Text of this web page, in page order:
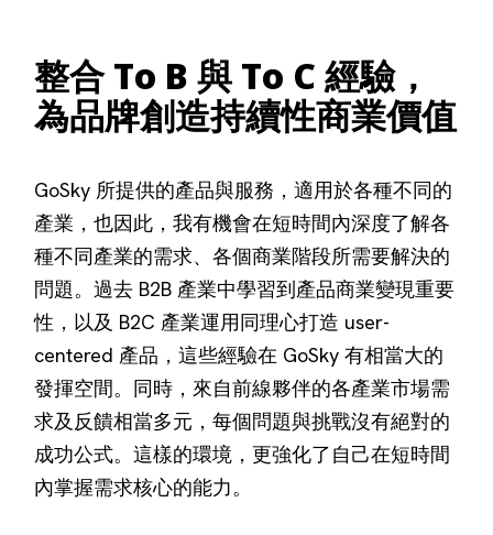
整合 To B 與 To C 經驗，
為品牌創造持續性商業價值
GoSky 所提供的產品與服務，適用於各種不同的
產業，也因此，我有機會在短時間內深度了解各
種不同產業的需求、各個商業階段所需要解決的
問題。過去 B2B 產業中學習到產品商業變現重要
性，以及 B2C 產業運用同理心打造 user-
centered 產品，這些經驗在 GoSky 有相當大的
發揮空間。同時，來自前線夥伴的各產業市場需
求及反饋相當多元，每個問題與挑戰沒有絕對的
成功公式。這樣的環境，更強化了自己在短時間
內掌握需求核心的能力。